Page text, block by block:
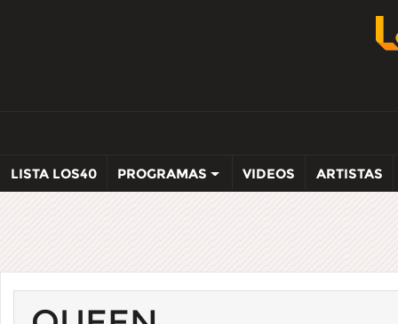
LISTA LOS40 PROGRAMAS VIDEOS ARTISTAS